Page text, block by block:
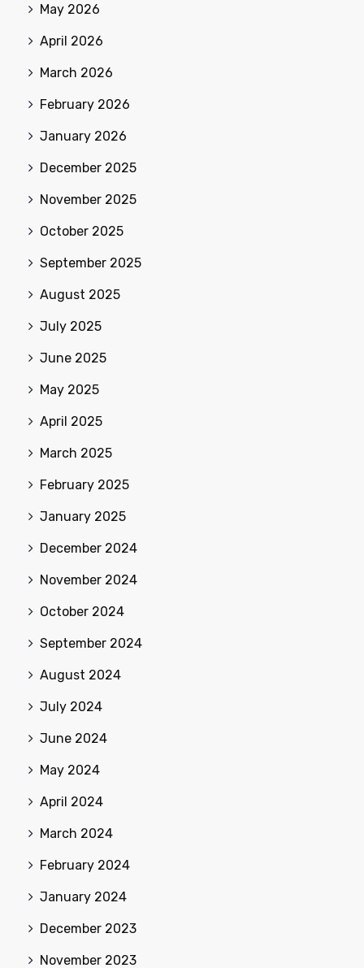
May 2026
April 2026
March 2026
February 2026
January 2026
December 2025
November 2025
October 2025
September 2025
August 2025
July 2025
June 2025
May 2025
April 2025
March 2025
February 2025
January 2025
December 2024
November 2024
October 2024
September 2024
August 2024
July 2024
June 2024
May 2024
April 2024
March 2024
February 2024
January 2024
December 2023
November 2023